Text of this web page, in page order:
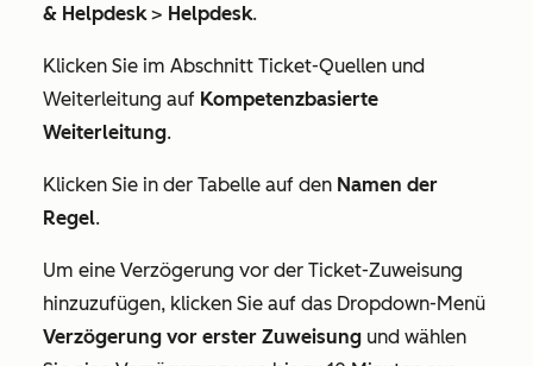
& Helpdesk> Helpdesk.
Klicken Sie im Abschnitt Ticket-Quellen und
Weiterleitung auf Kompetenzbasierte
Weiterleitung.
Klicken Sie in der Tabelle auf den Namen der
Regel.
Um eine Verzögerung vor der Ticket-Zuweisung
hinzuzufügen, klicken Sie auf das Dropdown-Menü
Verzögerung vor erster Zuweisung und wählen